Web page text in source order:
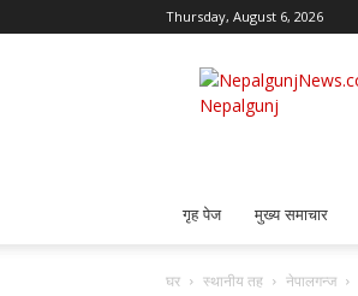
Thursday, August 6, 2026
Nepalgunj
News
गृह पेज मुख्य समाचार
घर स्थानीय तह नेपालगन्ज